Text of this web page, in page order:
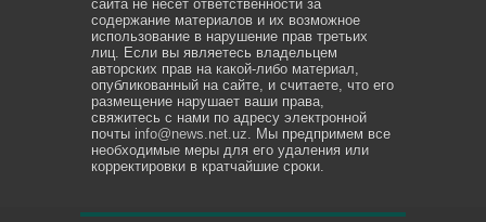
сайта не несет ответственности за
содержание материалов и их возможное
использование в нарушение прав третьих
лиц. Если вы являетесь владельцем
авторских прав на какой-либо материал,
опубликованный на сайте, и считаете, что его
размещение нарушает ваши права,
свяжитесь с нами по адресу электронной
почты info@news.net.uz. Мы предпримем все
необходимые меры для его удаления или
корректировки в кратчайшие сроки.